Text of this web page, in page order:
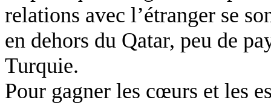
relations avec l’étranger se
en dehors du Qatar, peu de
Turquie.
Pour gagner les cœurs et les